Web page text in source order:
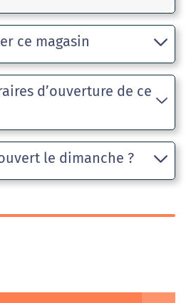
ce magasin
d’ouverture de ce
le dimanche ?